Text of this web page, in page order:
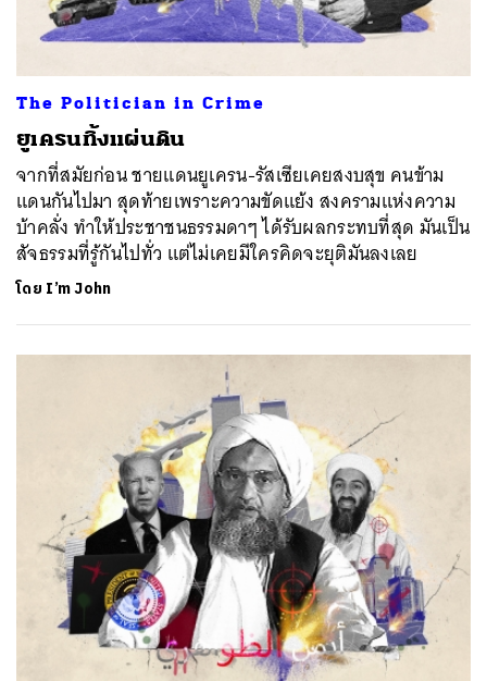
The Politician in Crime
ยูเครนทิ้งแผ่นดิน
จากที่สมัยก่อน ชายแดนยูเครน-รัสเซียเคยสงบสุข คนข้าม
แดนกันไปมา สุดท้ายเพราะความขัดแย้ง สงครามแห่งความ
บ้าคลั่ง ทำให้ประชาชนธรรมดาๆ ได้รับผลกระทบที่สุด มันเป็น
สัจธรรมที่รู้กันไปทั่ว แต่ไม่เคยมีใครคิดจะยุติมันลงเลย
โดย I’m John